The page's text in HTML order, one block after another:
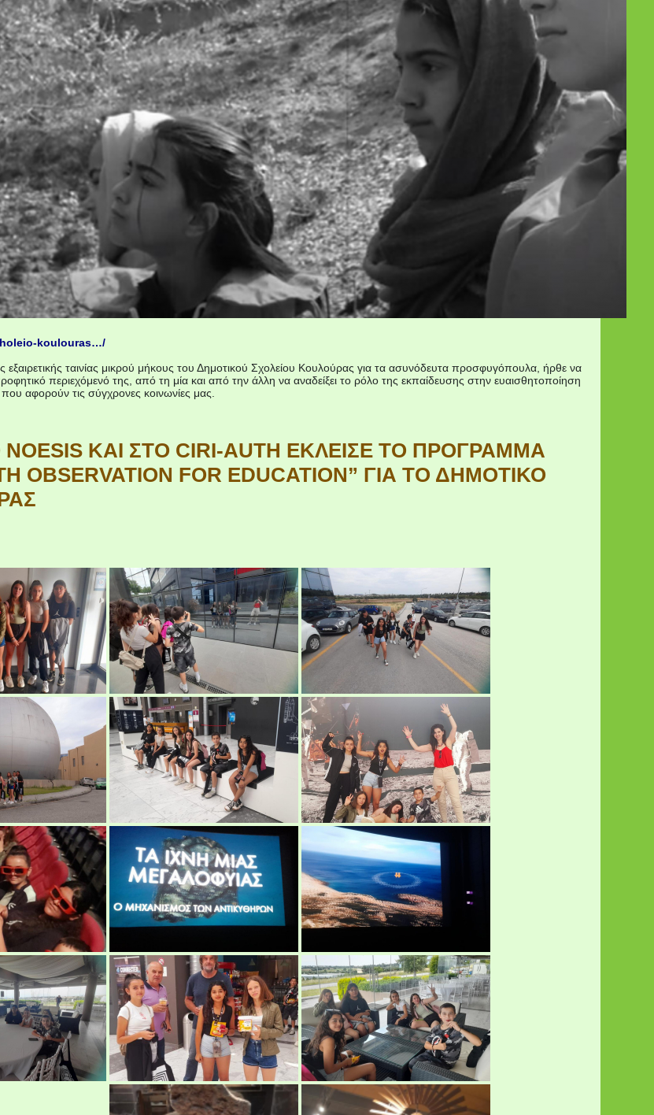
koulouras…/
ταινίας μικρού μήκους του Δημοτικού Σχολείου Κουλούρας για τα ασυνόδευτα προσφυγόπουλα, ήρθε να
περιεχόμενό της, από τη μία και από την άλλη να αναδείξει το ρόλο της εκπαίδευσης στην ευαισθητοποίηση
αφορούν τις σύγχρονες κοινωνίες μας.
ΚΑΙ ΣΤΟ CIRI-AUTH ΕΚΛΕΙΣΕ ΤΟ ΠΡΟΓΡΑΜΜΑ
OBSERVATION FOR EDUCATION” ΓΙΑ ΤΟ ΔΗΜΟΤΙΚΟ